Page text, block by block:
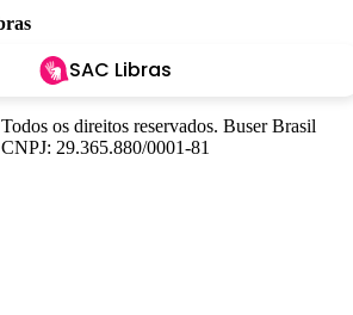
SAC Libras
os direitos reservados. Buser Brasil
29.365.880/0001-81